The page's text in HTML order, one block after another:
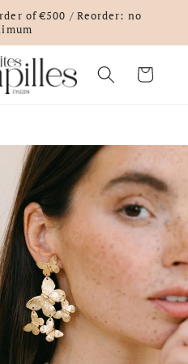
of €500 / Reorder: no
Cart